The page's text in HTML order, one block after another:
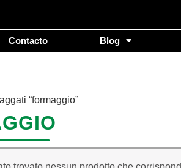
Contacto Blog
“formaggio”